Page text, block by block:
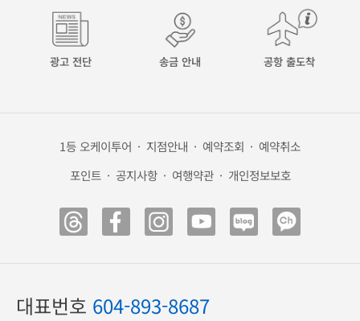
광고 전단 송금 안내 공항 출도착
1등 오케이투어 · 지점안내 · 예약조회 · 예약취소
포인트 · 공지사항 · 여행약관 · 개인정보보호
대표번호 604-893-8687